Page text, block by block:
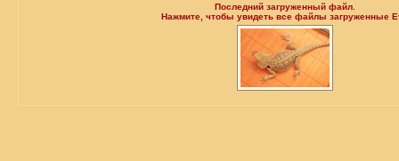
Последний загруженный файл.
Нажмите, чтобы увидеть все файлы загруженные